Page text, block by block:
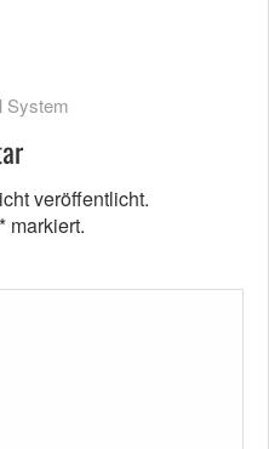
System
veröffentlicht.
* markiert.